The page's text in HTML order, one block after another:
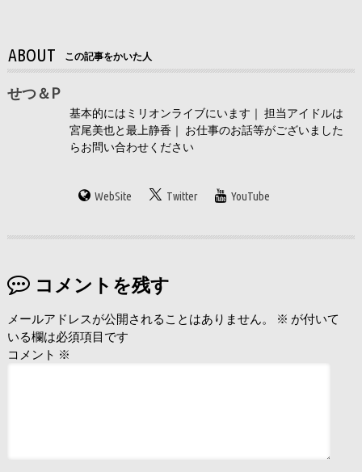
ABOUT この記事をかいた人
せつ＆P
基本的にはミリオンライブにいます｜ 担当アイドルは
宮尾美也と最上静香｜ お仕事のお話等がございました
らお問い合わせください
WebSite Twitter YouTube
コメントを残す
メールアドレスが公開されることはありません。 ※ が付いて
いる欄は必須項目です
コメント ※